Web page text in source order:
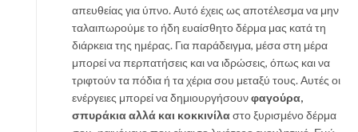
απευθείας για ύπνο. Αυτό έχεις ως αποτέλεσμα να μην
ταλαιπωρούμε το ήδη ευαίσθητο δέρμα μας κατά τη
διάρκεια της ημέρας. Για παράδειγμα, μέσα στη μέρα
μπορεί να περπατήσεις και να ιδρώσεις, όπως και να
τριφτούν τα πόδια ή τα χέρια σου μεταξύ τους. Αυτές οι
ενέργειες μπορεί να δημιουργήσουνφαγούρα,
σπυράκια αλλά και κοκκινίλαστο ξυρισμένο δέρμα